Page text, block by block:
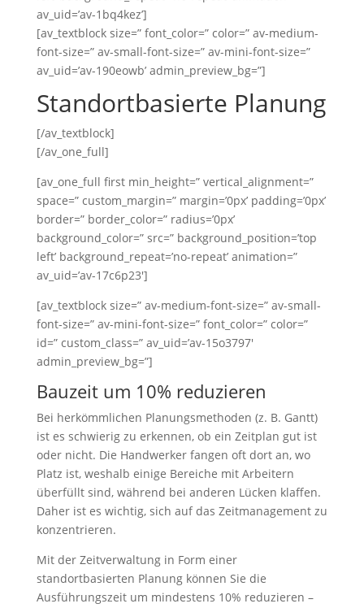
av_uid=’av-1bq4kez’]
[av_textblock size=” font_color=” color=” av-medium-
font-size=” av-small-font-size=” av-mini-font-size=”
av_uid=’av-190eowb’ admin_preview_bg=”]
Standortbasierte Planung
[/av_textblock]
[/av_one_full]
[av_one_full first min_height=” vertical_alignment=”
space=” custom_margin=” margin=’0px’ padding=’0px’
border=” border_color=” radius=’0px’
background_color=” src=” background_position=’top
left’ background_repeat=’no-repeat’ animation=”
av_uid=’av-17c6p23′]
[av_textblock size=” av-medium-font-size=” av-small-
font-size=” av-mini-font-size=” font_color=” color=”
id=” custom_class=” av_uid=’av-15o3797′
admin_preview_bg=”]
Bauzeit um 10% reduzieren
Bei herkömmlichen Planungsmethoden (z. B. Gantt)
ist es schwierig zu erkennen, ob ein Zeitplan gut ist
oder nicht. Die Handwerker fangen oft dort an, wo
Platz ist, weshalb einige Bereiche mit Arbeitern
überfüllt sind, während bei anderen Lücken klaffen.
Daher ist es wichtig, sich auf das Zeitmanagement zu
konzentrieren.
Mit der Zeitverwaltung in Form einer
standortbasierten Planung können Sie die
Ausführungszeit um mindestens 10% reduzieren –